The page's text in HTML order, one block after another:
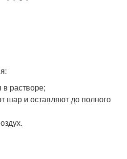
в растворе;
шар и оставляют до полного